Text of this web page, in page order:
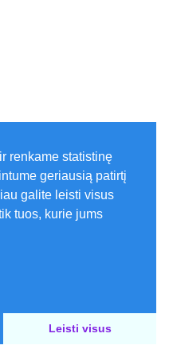
renkame statistinę
geriausią patirtį
galite leisti visus
tuos, kurie jums
Leisti visus